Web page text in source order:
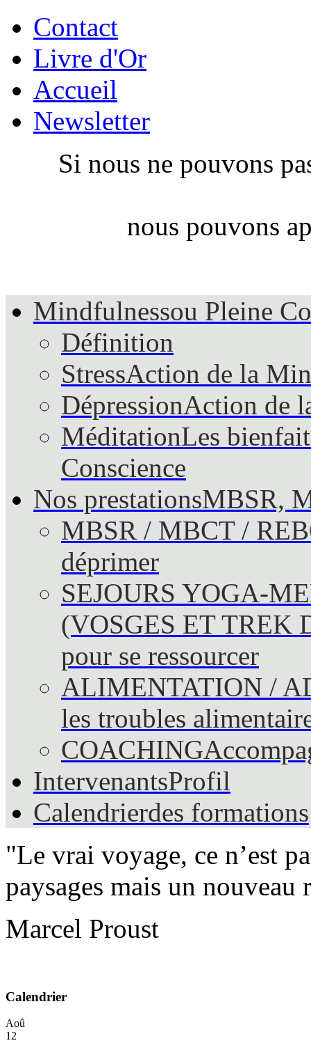
Contact
Livre d'Or
Accueil
Newsletter
Si nous ne pouvons
nous pouvons
Mindfulnessou Pleine
Définition
StressAction de la
DépressionAction de
MéditationLes
Conscience
Nos prestationsMBSR,
MBSR / MBCT /
déprimer
SEJOURS YOGA-
(VOSGES ET TREK
pour se ressourcer
ALIMENTATION /
les troubles
COACHING
IntervenantsProfil
Calendrierdes formations
"Le vrai voyage, ce n’est
paysages mais un nouveau
Marcel Proust
Calendrier
Aoû
12